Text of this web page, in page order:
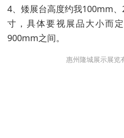
4、矮展台高度约我100mm
寸，具体要视展品大小而
900mm之间。
惠州隆城展示展览